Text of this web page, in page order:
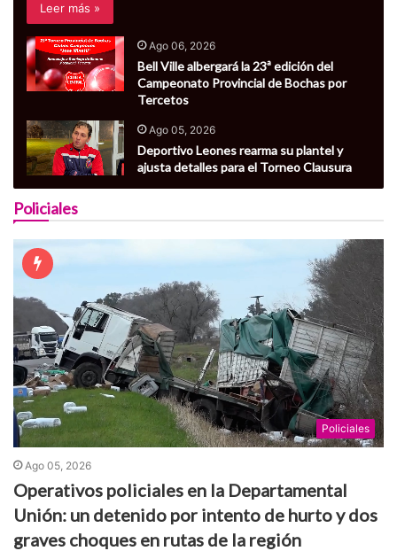
Leer más »
Ago 06, 2026
Bell Ville albergará la 23ª edición del
Campeonato Provincial de Bochas por
Tercetos
Ago 05, 2026
Deportivo Leones rearma su plantel y
ajusta detalles para el Torneo Clausura
Policiales
Policiales
Ago 05, 2026
Operativos policiales en la Departamental
Unión: un detenido por intento de hurto y dos
graves choques en rutas de la región